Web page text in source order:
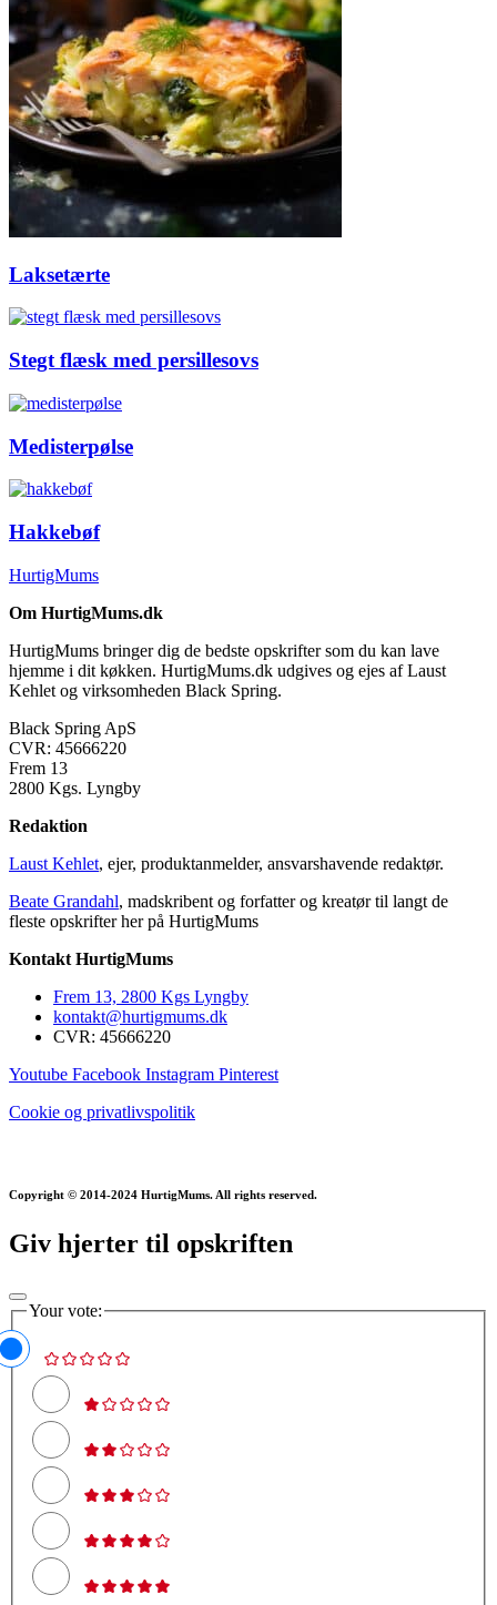
Laksetærte
Stegt flæsk med persillesovs
Medisterpølse
Hakkebøf
HurtigMums
Om HurtigMums.dk
HurtigMums bringer dig de bedste opskrifter som du kan lave
hjemme i dit køkken. HurtigMums.dk udgives og ejes af Laust
Kehlet og virksomheden Black Spring.
Black Spring ApS
CVR: 45666220
Frem 13
2800 Kgs. Lyngby
Redaktion
Laust Kehlet, ejer, produktanmelder, ansvarshavende redaktør.
Beate Grandahl, madskribent og forfatter og kreatør til langt de
fleste opskrifter her på HurtigMums
Kontakt HurtigMums
Frem 13, 2800 Kgs Lyngby
kontakt@hurtigmums.dk
CVR: 45666220
Youtube Facebook Instagram Pinterest
Cookie og privatlivspolitik
Copyright © 2014-2024 HurtigMums. All rights reserved.
Giv hjerter til opskriften
Your vote: